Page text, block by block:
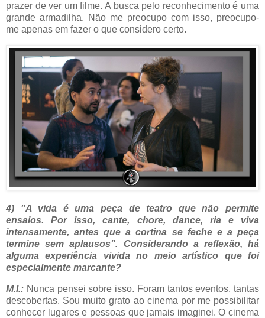
prazer de ver um filme. A busca pelo reconhecimento é uma
grande armadilha. Não me preocupo com isso, preocupo-
me apenas em fazer o que considero certo.
4) "A vida é uma peça de teatro que não permite
ensaios. Por isso, cante, chore, dance, ria e viva
intensamente, antes que a cortina se feche e a peça
termine sem aplausos". Considerando a reflexão, há
alguma experiência vivida no meio artístico que foi
especialmente marcante?
M.I.: Nunca pensei sobre isso. Foram tantos eventos, tantas
descobertas. Sou muito grato ao cinema por me possibilitar
conhecer lugares e pessoas que jamais imaginei. O cinema